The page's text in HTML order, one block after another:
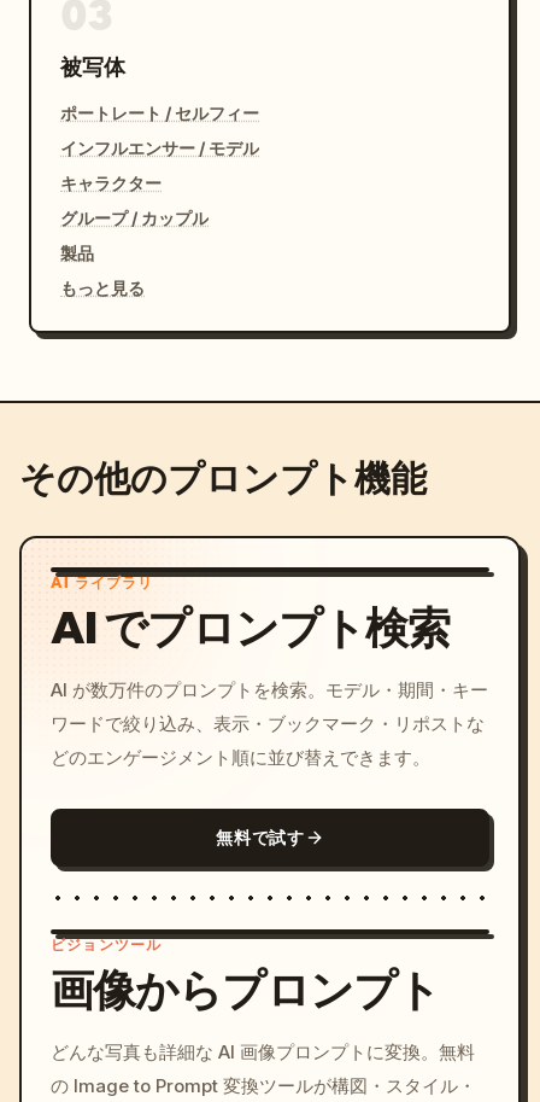
被写体
ポートレート / セルフィー
インフルエンサー / モデル
キャラクター
グループ / カップル
製品
もっと見る
その他のプロンプト機能
AI ライブラリ
AI でプロンプト検索
AI が数万件のプロンプトを検索。モデル・期間・キー
ワードで絞り込み、表示・ブックマーク・リポストな
どのエンゲージメント順に並び替えできます。
無料で試す
c, cyberpunk sunset, neon
colors, 8k --v 6.0
ビジョンツール
画像からプロンプト
どんな写真も詳細な AI 画像プロンプトに変換。無料
の Image to Prompt 変換ツールが構図・スタイル・